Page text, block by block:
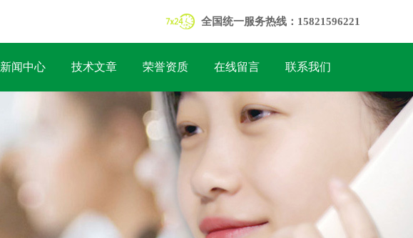
全国统一服务热线：15821596221
新闻中心 技术文章 荣誉资质 在线留言 联系我们